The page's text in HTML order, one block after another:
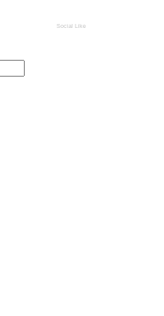
Social Like